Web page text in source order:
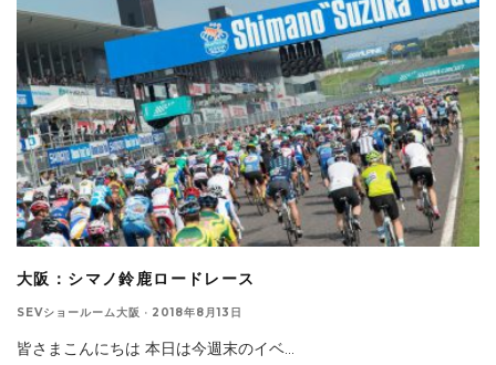
大阪：シマノ鈴鹿ロードレース
SEVショールーム大阪 · 2018年8月13日
皆さまこんにちは 本日は今週末のイベ...